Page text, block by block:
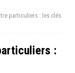
particuliers : les clés
: